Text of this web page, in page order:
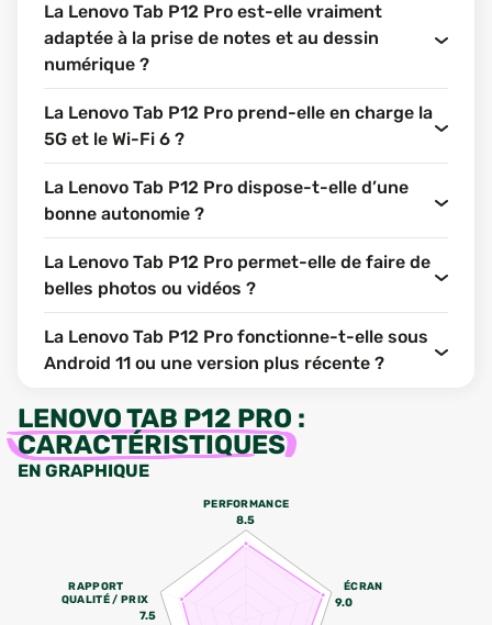
La Lenovo Tab P12 Pro est-elle vraiment
adaptée à la prise de notes et au dessin
numérique ?
La Lenovo Tab P12 Pro prend-elle en charge la
5G et le Wi-Fi 6 ?
La Lenovo Tab P12 Pro dispose-t-elle d’une
bonne autonomie ?
La Lenovo Tab P12 Pro permet-elle de faire de
belles photos ou vidéos ?
La Lenovo Tab P12 Pro fonctionne-t-elle sous
Android 11 ou une version plus récente ?
LENOVO TAB P12 PRO :
CARACTÉRISTIQUES
EN GRAPHIQUE
PERFORMANCE
8.5
ÉCRAN
9.0
RAPPORT
QUALITÉ / PRIX
7.5